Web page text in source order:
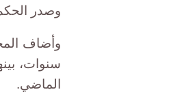
وصدر
الماضي.